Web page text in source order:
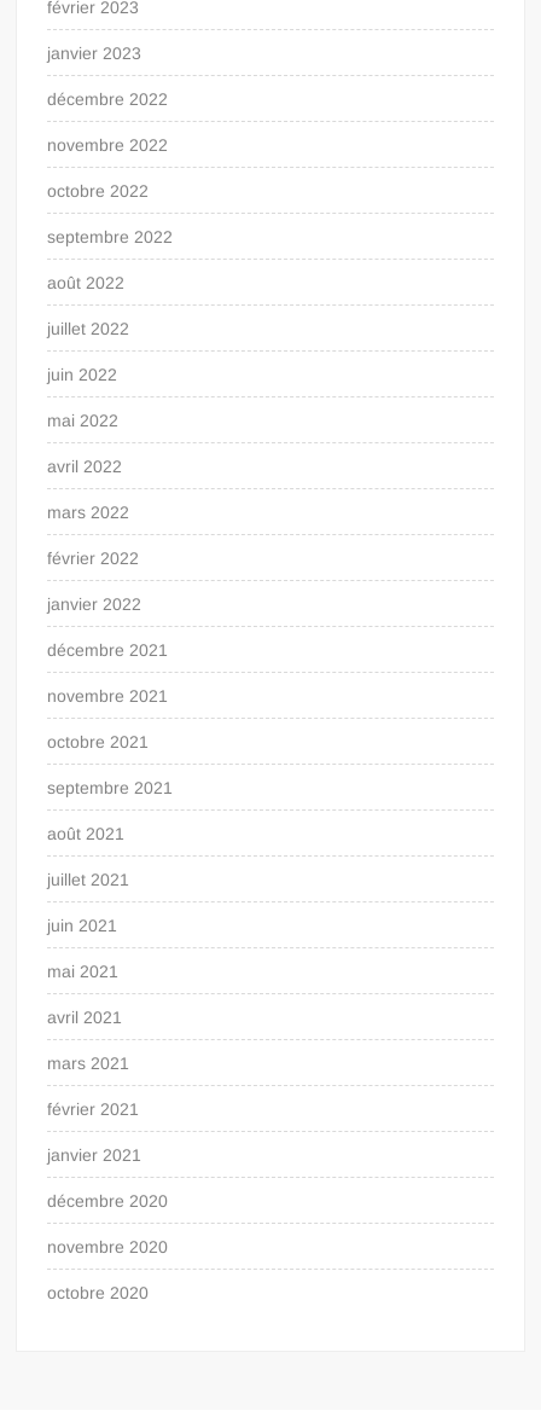
février 2023
janvier 2023
décembre 2022
novembre 2022
octobre 2022
septembre 2022
août 2022
juillet 2022
juin 2022
mai 2022
avril 2022
mars 2022
février 2022
janvier 2022
décembre 2021
novembre 2021
octobre 2021
septembre 2021
août 2021
juillet 2021
juin 2021
mai 2021
avril 2021
mars 2021
février 2021
janvier 2021
décembre 2020
novembre 2020
octobre 2020